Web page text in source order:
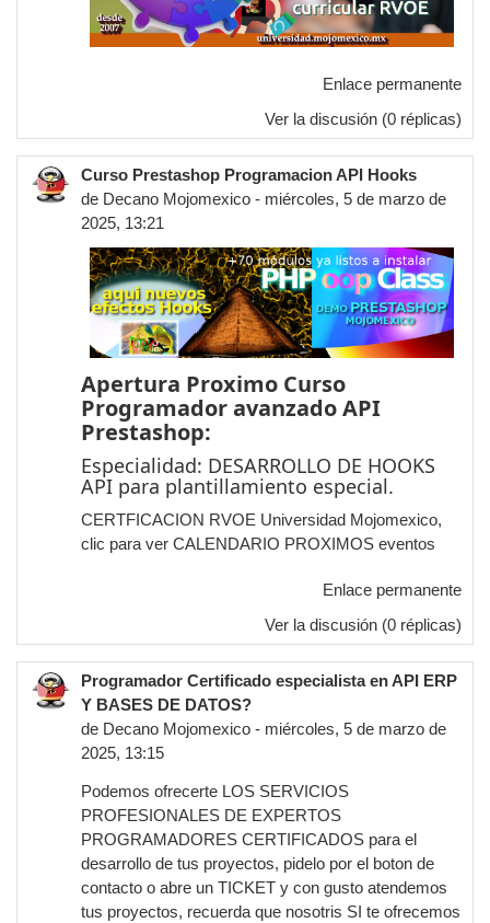
Enlace permanente
Ver la discusión (0 réplicas)
Curso Prestashop Programacion API Hooks
de Decano Mojomexico - miércoles, 5 de marzo de
2025, 13:21
Apertura Proximo Curso
Programador avanzado API
Prestashop:
Especialidad: DESARROLLO DE HOOKS
API para plantillamiento especial.
CERTFICACION RVOE Universidad Mojomexico,
clic para ver CALENDARIO PROXIMOS eventos
Enlace permanente
Ver la discusión (0 réplicas)
Programador Certificado especialista en API ERP
Y BASES DE DATOS?
de Decano Mojomexico - miércoles, 5 de marzo de
2025, 13:15
Podemos ofrecerte LOS SERVICIOS
PROFESIONALES DE EXPERTOS
PROGRAMADORES CERTIFICADOS para el
desarrollo de tus proyectos, pidelo por el boton de
contacto o abre un TICKET y con gusto atendemos
tus proyectos, recuerda que nosotris SI te ofrecemos